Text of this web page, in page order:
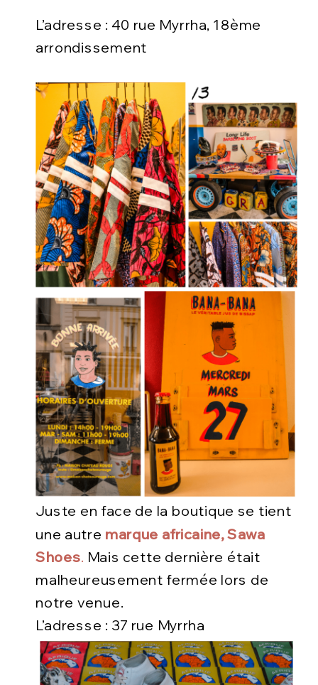
L’adresse : 40 rue Myrrha, 18ème
arrondissement
Juste en face de la boutique se tient
une autre marque africaine, Sawa
Shoes. Mais cette dernière était
malheureusement fermée lors de
notre venue.
L’adresse : 37 rue Myrrha